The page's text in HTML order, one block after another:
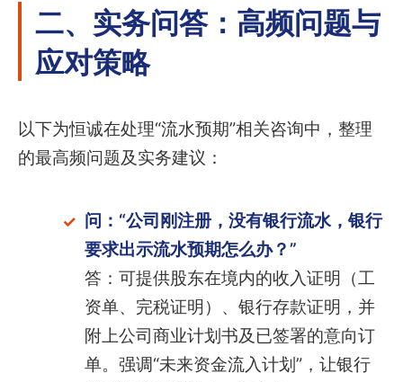
二、实务问答：高频问题与
应对策略
以下为恒诚在处理“流水预期”相关咨询中，整理
的最高频问题及实务建议：
问：“公司刚注册，没有银行流水，银行
要求出示流水预期怎么办？”
答：可提供股东在境内的收入证明（工
资单、完税证明）、银行存款证明，并
附上公司商业计划书及已签署的意向订
单。强调“未来资金流入计划”，让银行